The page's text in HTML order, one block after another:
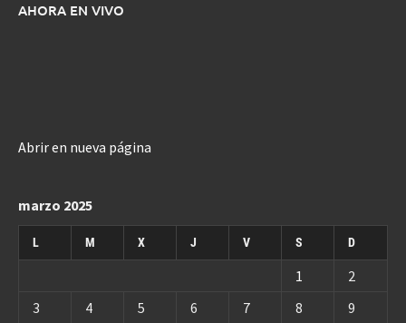
AHORA EN VIVO
Abrir en nueva página
marzo 2025
L M X J V S D
1
2
3
4 5 6 7 8 9